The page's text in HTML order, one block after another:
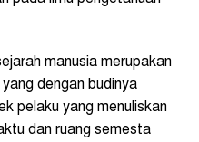
manusia merupakan
dengan budinya
pelaku yang menuliskan
dan ruang semesta